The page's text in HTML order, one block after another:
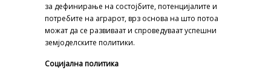
за дефинирање на состојбите, потенцијалите и
потребите на аграрот, врз основа на што потоа
можат да се развиваат и спроведуваат успешни
земјоделските политики.
Социјална политика